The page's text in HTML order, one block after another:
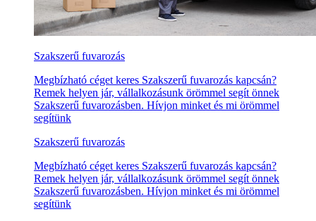
Szakszerű fuvarozás
Megbízható céget keres Szakszerű fuvarozás kapcsán?
Remek helyen jár, vállalkozásunk örömmel segít önnek
Szakszerű fuvarozásben. Hívjon minket és mi örömmel
segítünk
Szakszerű fuvarozás
Megbízható céget keres Szakszerű fuvarozás kapcsán?
Remek helyen jár, vállalkozásunk örömmel segít önnek
Szakszerű fuvarozásben. Hívjon minket és mi örömmel
segítünk